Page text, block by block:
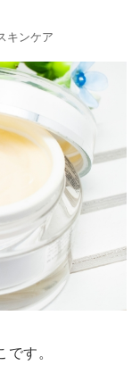
キンケア
す。